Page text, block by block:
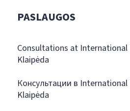
PASLAUGOS
Consultations at International
Klaipėda
Консультации в International
Klaipėda